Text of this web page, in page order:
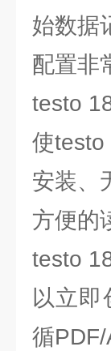
始数据
配置非
testo
使testo
安装、
方便的
testo
以立
循PDF/